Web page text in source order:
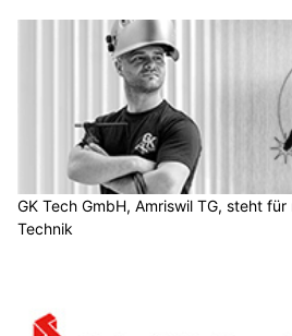
GK Tech GmbH, Amriswil TG, steht
Technik